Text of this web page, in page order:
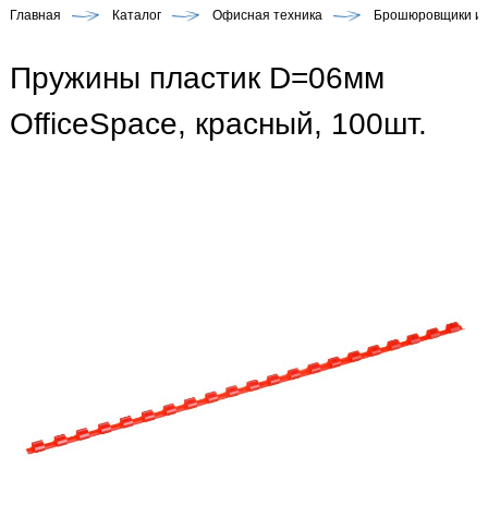
Главная Каталог Офисная техника Брошюровщики и
Пружины пластик D=06мм
OfficeSpace, красный, 100шт.